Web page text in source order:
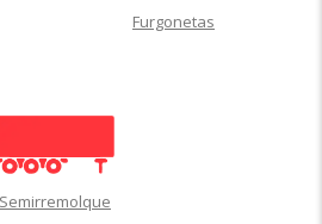
Furgonetas
Semirremolque